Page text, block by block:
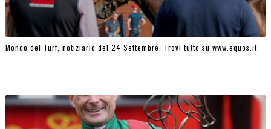
Mondo del Turf, notiziario del 24 Settembre. Trovi tutto su www.equos.it